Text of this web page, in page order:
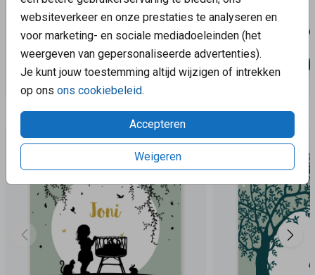
websiteverkeer en onze prestaties te analyseren en
voor marketing- en sociale mediadoeleinden (het
weergeven van gepersonaliseerde advertenties).
Je kunt jouw toestemming altijd wijzigen of intrekken
op ons ons cookiebeleid.
Accepteren
Weigeren
Aanbevolen